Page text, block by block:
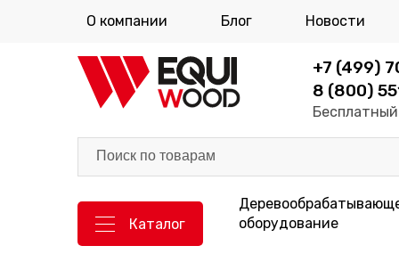
О компании Блог Новости
+7 (499)
8 (800)
Каталог
оборудование